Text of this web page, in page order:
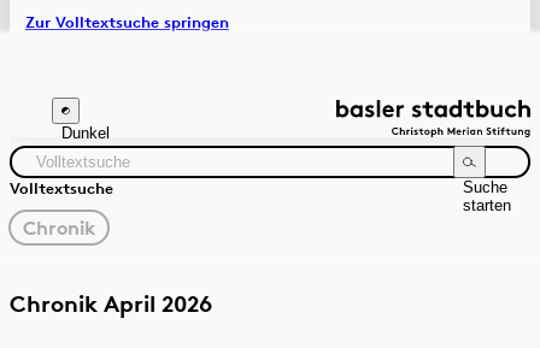
Zur Volltextsuche springen
Dunkel
Volltextsuche
Suche
starten
gewählter
Filter
Chronik
Quelle Zeitraum
Chronik April 2026